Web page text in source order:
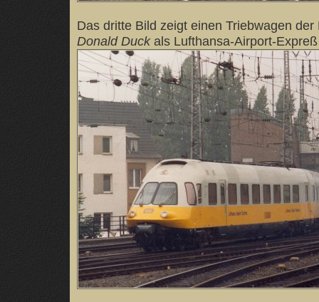
Das dritte Bild zeigt einen Triebwagen der
Donald Duckals Lufthansa-Airport-